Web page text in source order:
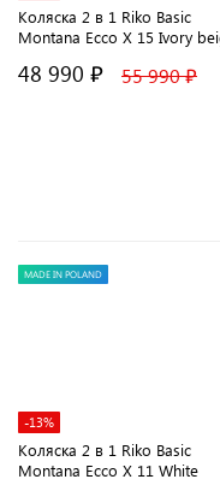
Коляска 2 в 1 Riko Basic
Montana Ecco X 15 Ivory
48 990 ₽ 55 990 ₽
MADE IN POLAND
-13%
Коляска 2 в 1 Riko Basic
Montana Ecco X 11 White